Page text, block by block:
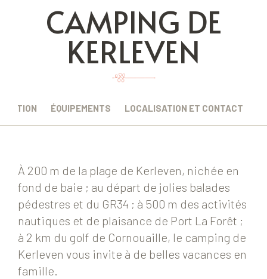
CAMPING DE
KERLEVEN
ÉQUIPEMENTS LOCALISATION ET CONTACT
À 200 m de la plage de Kerleven, nichée en
fond de baie ; au départ de jolies balades
pédestres et du GR34 ; à 500 m des activités
nautiques et de plaisance de Port La Forêt ;
à 2 km du golf de Cornouaille, le camping de
Kerleven vous invite à de belles vacances en
famille.